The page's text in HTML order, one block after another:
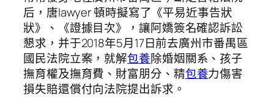
后，唐lawyer 頓時擬寫了《平易近事告狀
狀》、《證據目次》，讓阿嬌簽名確認訴訟
懇求，并于2018年5月17日前去廣州市番禺區
國民法院立案，就解包養除婚姻關系、孩子
撫育權及撫育費、財富朋分、精包養力傷害
損失賠還償付向法院提出訴求。